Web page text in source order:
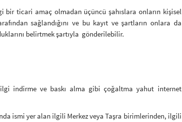
bir ticari amaç olmadan üçüncü şahıslara onların kişisel
sağlandığını ve bu kayıt ve şartların onlara da
belirtmek şartıyla gönderilebilir.
indirme ve baskı alma gibi çoğaltma yahut internet
ismi yer alan ilgili Merkez veya Taşra birimlerinden, ilgili